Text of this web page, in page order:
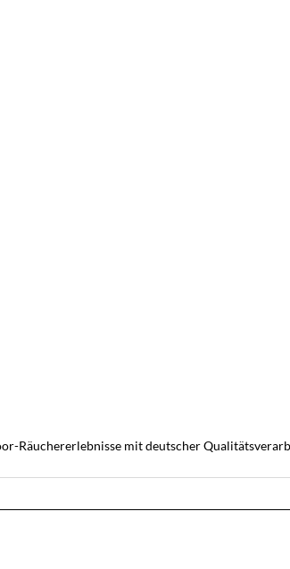
Räuchererlebnisse mit deutscher